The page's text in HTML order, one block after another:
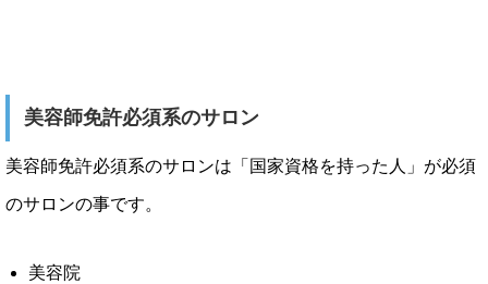
美容師免許必須系のサロン
美容師免許必須系のサロンは「国家資格を持った人」が必須
のサロンの事です。
美容院